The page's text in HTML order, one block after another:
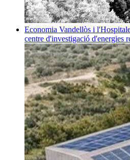
Economia Vandellòs i
centre d'investigació d'energies